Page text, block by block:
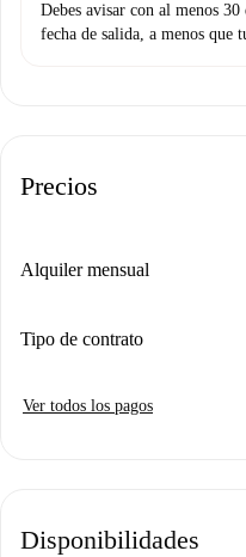
Debes avisar con al menos
fecha de salida, a menos que
Precios
Alquiler mensual
Tipo de contrato
Ver todos los pagos
Disponibilidades